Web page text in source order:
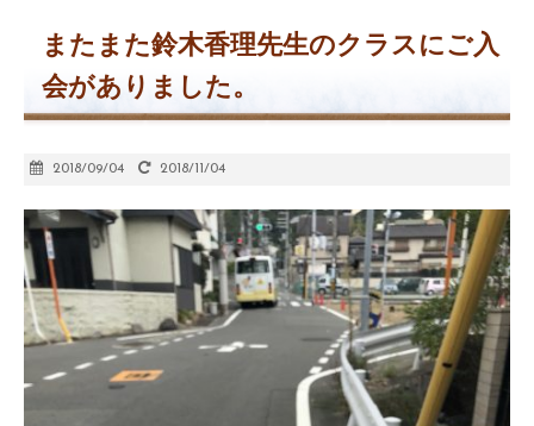
またまた鈴木香理先生のクラスにご入
会がありました。
2018/09/04 2018/11/04